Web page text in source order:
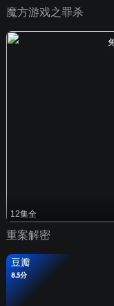
魔方游戏之罪杀
12集全
重案解密
豆瓣
8.5分